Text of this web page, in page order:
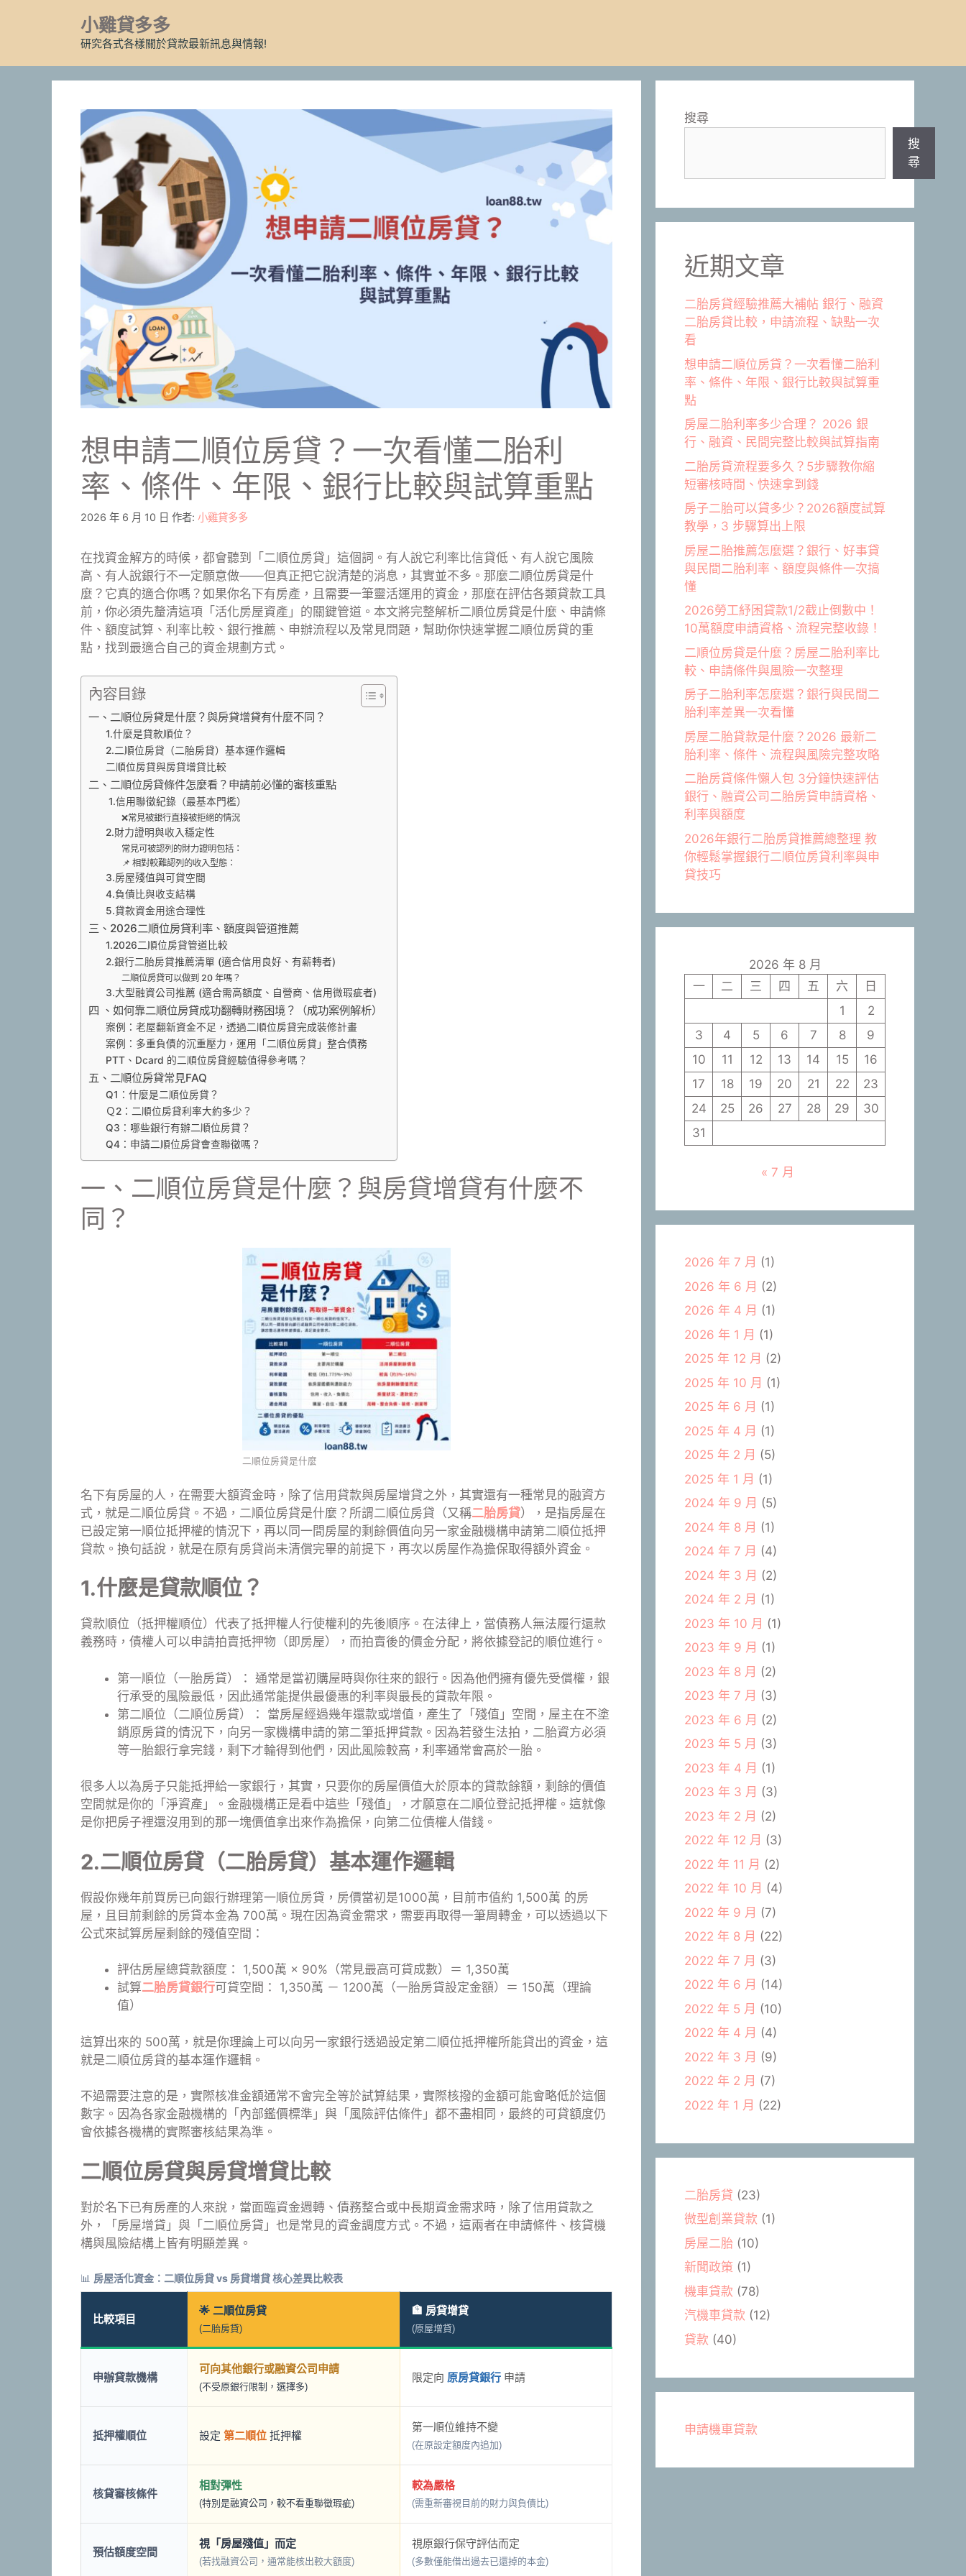
小雞貸多多
研究各式各樣關於貸款最新訊息與情報!
想申請二順位房貸？一次看懂二胎利
率、條件、年限、銀行比較與試算重點
2026 年 6 月 10 日 作者: 小雞貸多多
在找資金解方的時候，都會聽到「二順位房貸」這個詞。有人說它利率比信貸低、有人說它風險
高、有人說銀行不一定願意做——但真正把它說清楚的消息，其實並不多。那麼二順位房貸是什
麼？它真的適合你嗎？如果你名下有房產，且需要一筆靈活運用的資金，那麼在評估各類貸款工具
前，你必須先釐清這項「活化房屋資產」的關鍵管道。本文將完整解析二順位房貸是什麼、申請條
件、額度試算、利率比較、銀行推薦、申辦流程以及常見問題，幫助你快速掌握二順位房貸的重
點，找到最適合自己的資金規劃方式。
內容目錄
一、二順位房貸是什麼？與房貸增貸有什麼不同？
1.什麼是貸款順位？
2.二順位房貸（二胎房貸）基本運作邏輯
二順位房貸與房貸增貸比較
二、二順位房貸條件怎麼看？申請前必懂的審核重點
1.信用聯徵紀錄（最基本門檻）
❌常見被銀行直接被拒絕的情況
2.財力證明與收入穩定性
常見可被認列的財力證明包括：
📌 相對較難認列的收入型態：
3.房屋殘值與可貸空間
4.負債比與收支結構
5.貸款資金用途合理性
三、2026二順位房貸利率、額度與管道推薦
1.2026二順位房貸管道比較
2.銀行二胎房貸推薦清單 (適合信用良好、有薪轉者)
二順位房貸可以做到 20 年嗎？
3.大型融資公司推薦 (適合需高額度、自營商、信用微瑕疵者)
四 、如何靠二順位房貸成功翻轉財務困境？（成功案例解析）
案例：老屋翻新資金不足，透過二順位房貸完成裝修計畫
案例：多重負債的沉重壓力，運用「二順位房貸」整合債務
PTT、Dcard 的二順位房貸經驗值得參考嗎？
五、二順位房貸常見FAQ
Q1：什麼是二順位房貸？
Ｑ2：二順位房貸利率大約多少？
Q3：哪些銀行有辦二順位房貸？
Q4：申請二順位房貸會查聯徵嗎？
一、二順位房貸是什麼？與房貸增貸有什麼不
同？
二順位房貸是什麼
名下有房屋的人，在需要大額資金時，除了信用貸款與房屋增貸之外，其實還有一種常見的融資方
式，就是二順位房貸。不過，二順位房貸是什麼？所謂二順位房貸（又稱二胎房貸），是指房屋在
已設定第一順位抵押權的情況下，再以同一間房屋的剩餘價值向另一家金融機構申請第二順位抵押
貸款。換句話說，就是在原有房貸尚未清償完畢的前提下，再次以房屋作為擔保取得額外資金。
1.什麼是貸款順位？
貸款順位（抵押權順位）代表了抵押權人行使權利的先後順序。在法律上，當債務人無法履行還款
義務時，債權人可以申請拍賣抵押物（即房屋），而拍賣後的價金分配，將依據登記的順位進行。
第一順位（一胎房貸）： 通常是當初購屋時與你往來的銀行。因為他們擁有優先受償權，銀
行承受的風險最低，因此通常能提供最優惠的利率與最長的貸款年限。
第二順位（二順位房貸）： 當房屋經過幾年還款或增值，產生了「殘值」空間，屋主在不塗
銷原房貸的情況下，向另一家機構申請的第二筆抵押貸款。因為若發生法拍，二胎資方必須
等一胎銀行拿完錢，剩下才輪得到他們，因此風險較高，利率通常會高於一胎。
很多人以為房子只能抵押給一家銀行，其實，只要你的房屋價值大於原本的貸款餘額，剩餘的價值
空間就是你的「淨資產」。金融機構正是看中這些「殘值」，才願意在二順位登記抵押權。這就像
是你把房子裡還沒用到的那一塊價值拿出來作為擔保，向第二位債權人借錢。
2.二順位房貸（二胎房貸）基本運作邏輯
假設你幾年前買房已向銀行辦理第一順位房貸，房價當初是1000萬，目前市值約 1,500萬 的房
屋，且目前剩餘的房貸本金為 700萬。現在因為資金需求，需要再取得一筆周轉金，可以透過以下
公式來試算房屋剩餘的殘值空間：
評估房屋總貸款額度： 1,500萬 × 90%（常見最高可貸成數）＝ 1,350萬
試算二胎房貸銀行可貸空間： 1,350萬 － 1200萬（一胎房貸設定金額）＝ 150萬（理論
值）
這算出來的 500萬，就是你理論上可以向另一家銀行透過設定第二順位抵押權所能貸出的資金，這
就是二順位房貸的基本運作邏輯。
不過需要注意的是，實際核准金額通常不會完全等於試算結果，實際核撥的金額可能會略低於這個
數字。因為各家金融機構的「內部鑑價標準」與「風險評估條件」都不盡相同，最終的可貸額度仍
會依據各機構的實際審核結果為準。
二順位房貸與房貸增貸比較
對於名下已有房產的人來說，當面臨資金週轉、債務整合或中長期資金需求時，除了信用貸款之
外，「房屋增貸」與「二順位房貸」也是常見的資金調度方式。不過，這兩者在申請條件、核貸機
構與風險結構上皆有明顯差異。
📊 房屋活化資金：二順位房貸 vs 房貸增貸 核心差異比較表
比較項目
🌟 二順位房貸
(二胎房貸)
🏦 房貸增貸
(原屋增貸)
申辦貸款機構
可向其他銀行或融資公司申請
(不受原銀行限制，選擇多)
限定向 原房貸銀行 申請
抵押權順位 設定 第二順位 抵押權
第一順位維持不變
(在原設定額度內追加)
核貸審核條件
相對彈性
(特別是融資公司，較不看重聯徵瑕疵)
較為嚴格
(需重新審視目前的財力與負債比)
預估額度空間
視「房屋殘值」而定
(若找融資公司，通常能核出較大額度)
視原銀行保守評估而定
(多數僅能借出過去已還掉的本金)
搜尋
搜
尋
近期文章
二胎房貸經驗推薦大補帖 銀行、融資
二胎房貸比較，申請流程、缺點一次
看
想申請二順位房貸？一次看懂二胎利
率、條件、年限、銀行比較與試算重
點
房屋二胎利率多少合理？ 2026 銀
行、融資、民間完整比較與試算指南
二胎房貸流程要多久？5步驟教你縮
短審核時間、快速拿到錢
房子二胎可以貸多少？2026額度試算
教學，3 步驟算出上限
房屋二胎推薦怎麼選？銀行、好事貸
與民間二胎利率、額度與條件一次搞
懂
2026勞工紓困貸款1/2截止倒數中！
10萬額度申請資格、流程完整收錄！
二順位房貸是什麼？房屋二胎利率比
較、申請條件與風險一次整理
房子二胎利率怎麼選？銀行與民間二
胎利率差異一次看懂
房屋二胎貸款是什麼？2026 最新二
胎利率、條件、流程與風險完整攻略
二胎房貸條件懶人包 3分鐘快速評估
銀行、融資公司二胎房貸申請資格、
利率與額度
2026年銀行二胎房貸推薦總整理 教
你輕鬆掌握銀行二順位房貸利率與申
貸技巧
2026 年 8 月
一
二 三 四 五 六
日
1
2
3
4 5 6 7 8
9
10
11 12 13 14 15
16
17
18 19 20 21 22
23
24
25 26 27 28 29
30
31
« 7 月
2026 年 7 月 (1)
2026 年 6 月 (2)
2026 年 4 月 (1)
2026 年 1 月 (1)
2025 年 12 月 (2)
2025 年 10 月 (1)
2025 年 6 月 (1)
2025 年 4 月 (1)
2025 年 2 月 (5)
2025 年 1 月 (1)
2024 年 9 月 (5)
2024 年 8 月 (1)
2024 年 7 月 (4)
2024 年 3 月 (2)
2024 年 2 月 (1)
2023 年 10 月 (1)
2023 年 9 月 (1)
2023 年 8 月 (2)
2023 年 7 月 (3)
2023 年 6 月 (2)
2023 年 5 月 (3)
2023 年 4 月 (1)
2023 年 3 月 (3)
2023 年 2 月 (2)
2022 年 12 月 (3)
2022 年 11 月 (2)
2022 年 10 月 (4)
2022 年 9 月 (7)
2022 年 8 月 (22)
2022 年 7 月 (3)
2022 年 6 月 (14)
2022 年 5 月 (10)
2022 年 4 月 (4)
2022 年 3 月 (9)
2022 年 2 月 (7)
2022 年 1 月 (22)
二胎房貸 (23)
微型創業貸款 (1)
房屋二胎 (10)
新聞政策 (1)
機車貸款 (78)
汽機車貸款 (12)
貸款 (40)
申請機車貸款